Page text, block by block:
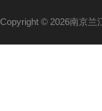
Copyright © 2026南京